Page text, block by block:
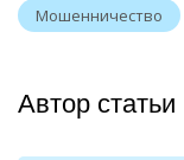
Мошенничество
Автор статьи